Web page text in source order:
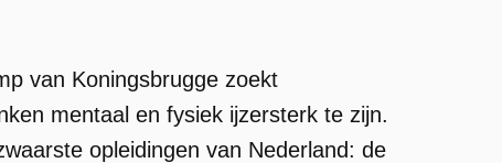
van Koningsbrugge zoekt
mentaal en fysiek ijzersterk te zijn.
opleidingen van Nederland: de